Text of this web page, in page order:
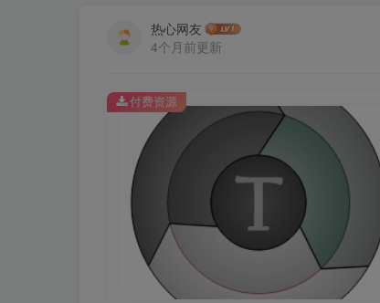
热心网友
4个月前更新
付费资源